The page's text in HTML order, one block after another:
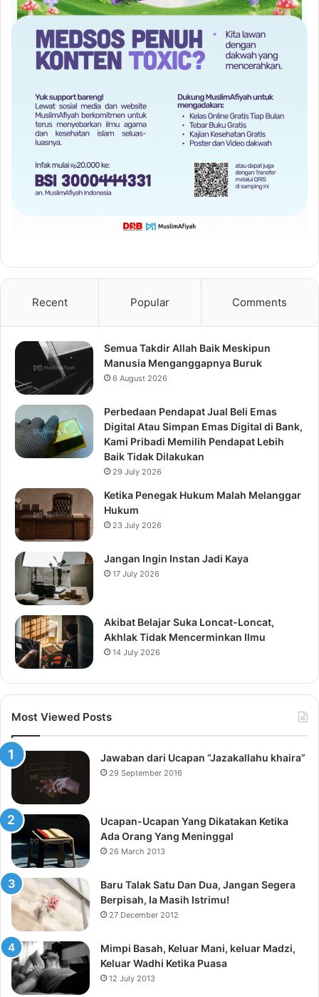
Recent Popular Comments
Semua Takdir Allah Baik Meskipun
Manusia Menganggapnya Buruk
6 August 2026
Perbedaan Pendapat Jual Beli Emas
Digital Atau Simpan Emas Digital di Bank,
Kami Pribadi Memilih Pendapat Lebih
Baik Tidak Dilakukan
29 July 2026
Ketika Penegak Hukum Malah Melanggar
Hukum
23 July 2026
Jangan Ingin Instan Jadi Kaya
17 July 2026
Akibat Belajar Suka Loncat-Loncat,
Akhlak Tidak Mencerminkan Ilmu
14 July 2026
Most Viewed Posts
Jawaban dari Ucapan “Jazakallahu khaira”
29 September 2016
Ucapan-Ucapan Yang Dikatakan Ketika
Ada Orang Yang Meninggal
26 March 2013
Baru Talak Satu Dan Dua, Jangan Segera
Berpisah, Ia Masih Istrimu!
27 December 2012
Mimpi Basah, Keluar Mani, keluar Madzi,
Keluar Wadhi Ketika Puasa
12 July 2013